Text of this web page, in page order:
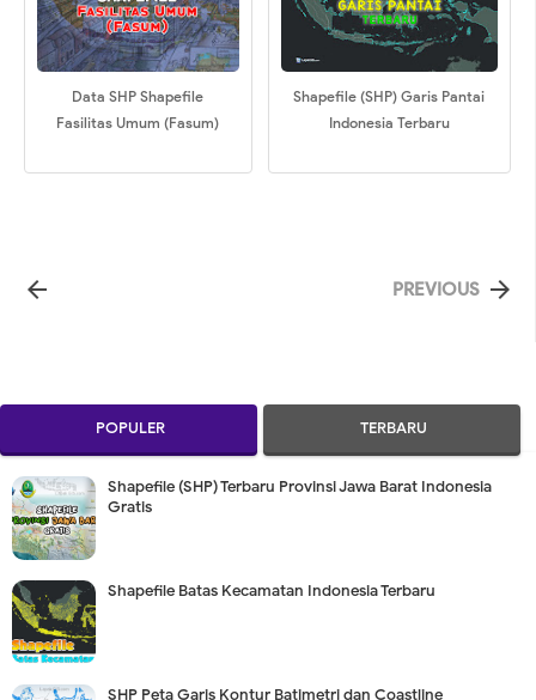
Data SHP Shapefile
Fasilitas Umum (Fasum)
Shapefile (SHP) Garis Pantai
Indonesia Terbaru
 
PREVIOUS
POPULER TERBARU
Shapefile (SHP) Terbaru Provinsi Jawa Barat Indonesia
Gratis
Shapefile Batas Kecamatan Indonesia Terbaru
SHP Peta Garis Kontur Batimetri dan Coastline